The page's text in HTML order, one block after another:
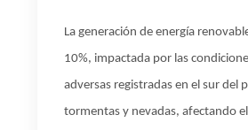
La generación de energía
10%, impactada por las
adversas registradas en el sur del
tormentas y nevadas, afectando